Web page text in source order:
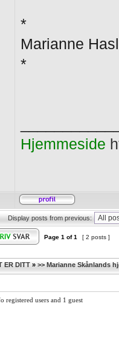
*
Marianne
*
Hjemmeside
Display posts from previous:
Page 1 of1 [ 2 posts ]
ER DITT » >> Marianne Skånlands
registered users and 1 guest